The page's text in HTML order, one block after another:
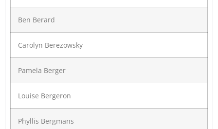
Ben Berard
Carolyn Berezowsky
Pamela Berger
Louise Bergeron
Phyllis Bergmans